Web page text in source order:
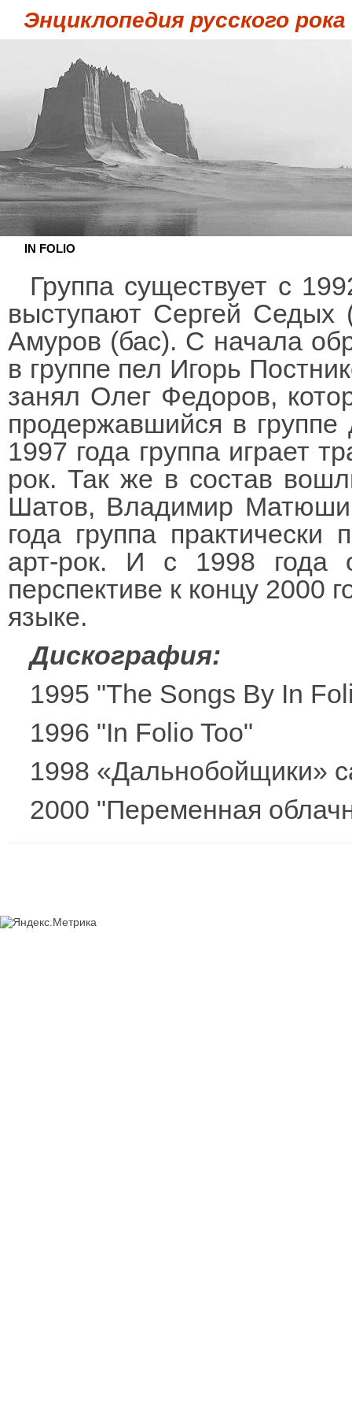
Энциклопедия русского рока
IN FOLIO
Группа существует с
выступают Сергей Седых
Амуров (бас). С начала
в группе пел Игорь
занял Олег Федоров,
продержавшийся в
1997 года группа играет
рок. Так же в состав
Шатов, Владимир
года группа практически
арт-рок. И с 1998 года
перспективе к концу 2000
языке.
Дискография:
1995 "The Songs By In
1996 "In Folio Too"
1998 «Дальнобойщики»
2000 "Переменная